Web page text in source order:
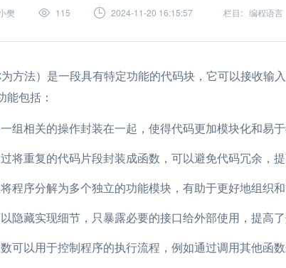
樊 115 2024-11-20 16:15:57 栏目: 编程语言
方法）是一段具有特定功能的代码块，它可以接收输
能包括：
组相关的操作封装在一起，使得代码更加模块化和易于
将重复的代码片段封装成函数，可以避免代码冗余，
程序分解为多个独立的功能模块，有助于更好地组织和
隐藏实现细节，只暴露必要的接口给外部使用，提高了
可以用于控制程序的执行流程，例如通过调用其他函